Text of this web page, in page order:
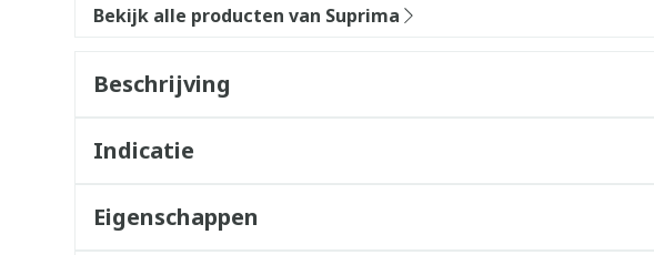
Bekijk alle producten van Suprima
Beschrijving
Indicatie
Eigenschappen